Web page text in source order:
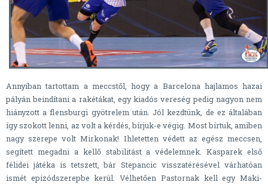
Annyiban tartottam a meccstől, hogy a Barcelona hajlamos hazai
pályán beindítani a rakétákat, egy kiadós vereség pedig nagyon nem
hiányzott a flensburgi gyötrelem után. Jól kezdtünk, de ez általában
így szokott lenni, az volt a kérdés, bírjuk-e végig. Most bírtuk, amiben
nagy szerepe volt Mirkonak! Ihletetten védett az egész meccsen,
segített megadni a kellő stabilitást a védelemnek. Kasparek első
félidei játéka is tetszett, bár Stepancic visszatérésével várhatóan
ismét epizódszerepbe kerül. Vélhetően Pastornak kell egy Maki-